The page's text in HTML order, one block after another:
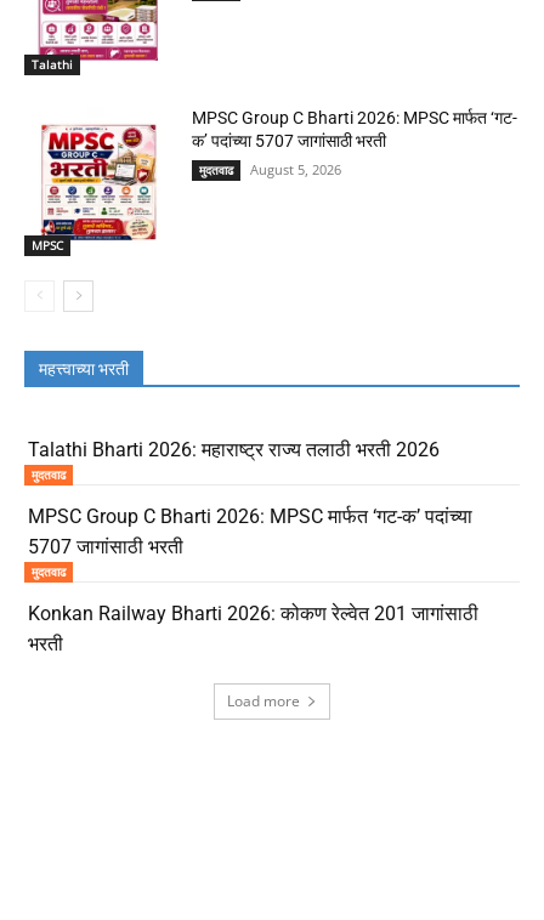
Talathi
MPSC
MPSC Group C Bharti 2026: MPSC मार्फत ‘गट-
क’ पदांच्या 5707 जागांसाठी भरती
मुदतवाढ August 5, 2026
महत्त्वाच्या भरती
Talathi Bharti 2026: महाराष्ट्र राज्य तलाठी भरती 2026
मुदतवाढ
MPSC Group C Bharti 2026: MPSC मार्फत ‘गट-क’ पदांच्या
5707 जागांसाठी भरती
मुदतवाढ
Konkan Railway Bharti 2026: कोकण रेल्वेत 201 जागांसाठी
भरती
Load more